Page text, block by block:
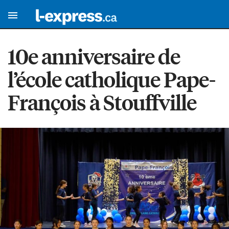
10e anniversaire de
l’école catholique Pape-
François à Stouffville